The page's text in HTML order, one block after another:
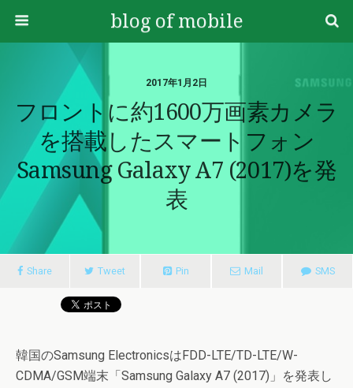
blog of mobile
2017年1月2日
フロントに約1600万画素カメラ
を搭載したスマートフォン
Samsung Galaxy A7 (2017)を発
表
Share Tweet Pin Mail SMS
韓国のSamsung ElectronicsはFDD-LTE/TD-LTE/W-
CDMA/GSM端末「Samsung Galaxy A7 (2017)」を発表し